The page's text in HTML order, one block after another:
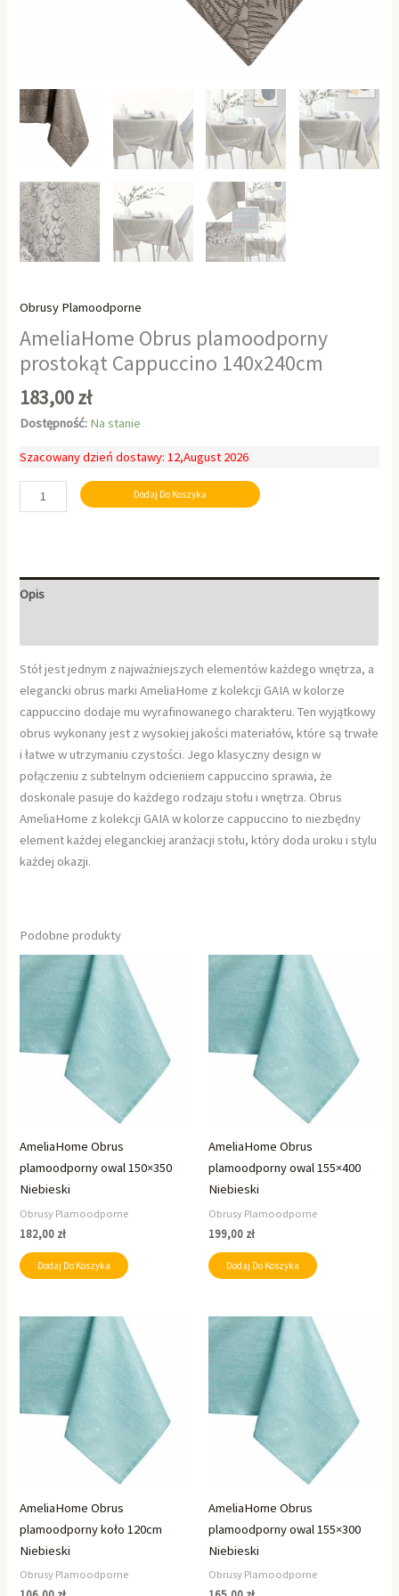
Obrusy Plamoodporne
AmeliaHome Obrus plamoodporny
prostokąt Cappuccino 140x240cm
183,00zł
Dostępność: Na stanie
Szacowany dzień dostawy: 12,August 2026
Dodaj Do Koszyka
Opis
Stół jest jednym z najważniejszych elementów każdego wnętrza, a
elegancki obrus marki AmeliaHome z kolekcji GAIA w kolorze
cappuccino dodaje mu wyrafinowanego charakteru. Ten wyjątkowy
obrus wykonany jest z wysokiej jakości materiałów, które są trwałe
i łatwe w utrzymaniu czystości. Jego klasyczny design w
połączeniu z subtelnym odcieniem cappuccino sprawia, że
doskonale pasuje do każdego rodzaju stołu i wnętrza. Obrus
AmeliaHome z kolekcji GAIA w kolorze cappuccino to niezbędny
element każdej eleganckiej aranżacji stołu, który doda uroku i stylu
każdej okazji.
Podobne produkty
AmeliaHome Obrus
plamoodporny owal 150×350
Niebieski
Obrusy Plamoodporne
182,00 zł
Dodaj Do Koszyka
AmeliaHome Obrus
plamoodporny owal 155×400
Niebieski
Obrusy Plamoodporne
199,00 zł
Dodaj Do Koszyka
AmeliaHome Obrus
plamoodporny koło 120cm
Niebieski
Obrusy Plamoodporne
AmeliaHome Obrus
plamoodporny owal 155×300
Niebieski
Obrusy Plamoodporne